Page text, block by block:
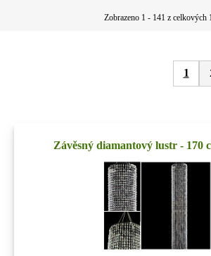
Zobrazeno 1 - 141 z celkových
1
Závěsný diamantový lustr - 170